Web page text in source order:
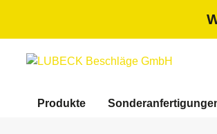
Zur Hauptnavigation springen
Produkte